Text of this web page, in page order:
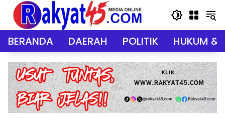
Langsung
konten
BERANDA DAERAH POLITIK HUKUM &